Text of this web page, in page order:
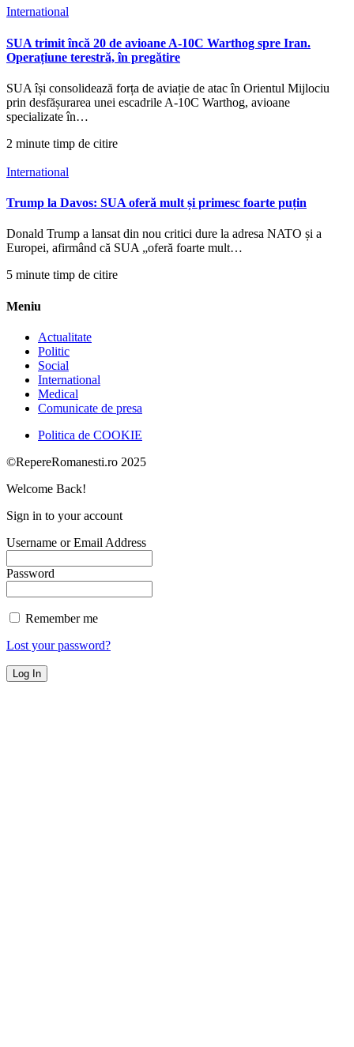
International
SUA trimit încă 20 de avioane A-10C Warthog spre Iran.
Operațiune terestră, în pregătire
SUA își consolidează forța de aviație de atac în Orientul Mijlociu
prin desfășurarea unei escadrile A-10C Warthog, avioane
specializate în…
2 minute timp de citire
International
Trump la Davos: SUA oferă mult și primesc foarte puțin
Donald Trump a lansat din nou critici dure la adresa NATO și a
Europei, afirmând că SUA „oferă foarte mult…
5 minute timp de citire
Meniu
Actualitate
Politic
Social
International
Medical
Comunicate de presa
Politica de COOKIE
©RepereRomanesti.ro 2025
Welcome Back!
Sign in to your account
Username or Email Address
Password
Remember me
Lost your password?